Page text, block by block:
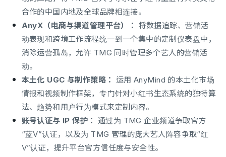
合作的中国内地及全球品牌相连接。
AnyX（电商与渠道管理平台）： 将数据追踪、营销活
动表现和跨境工作流程统一到一个集中的定制仪表盘中，
消除运营孤岛，允许 TMG 同时管理多个艺人的营销活
动。
本土化 UGC 与制作策略：
运用 AnyMind 的本土化市场
情报和视频制作框架，专门针对小红书生态系统的独特算
法、趋势和用户行为模式来定制内容。
账号认证与 IP 保护： 通过为 TMG 企业频道争取官方
“蓝V”认证，以及为 TMG 管理的庞大艺人阵容争取“红
V”认证，提升平台官方信任度与安全性。